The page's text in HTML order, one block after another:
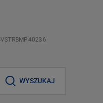
WYSZUKAJ